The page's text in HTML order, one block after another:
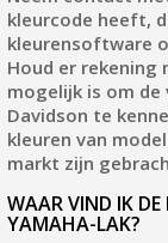
kleurcode heeft,
kleurensoftware
Houd er
mogelijk is om de
Davidson te
kleuren van
markt zijn
WAAR VIND IK DE
YAMAHA-LAK?